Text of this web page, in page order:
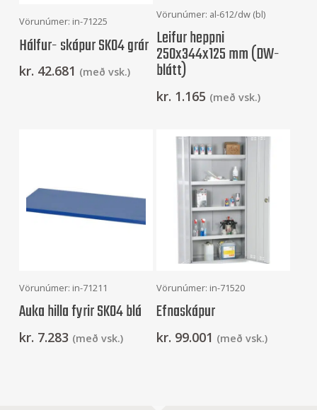
Setja Í Körfu
Vörunúmer: in-71225
Hálfur- skápur SK04 grár
kr. 42.681 (með vsk.)
Setja Í Körfu
Vörunúmer: al-612/dw (bl)
Leifur heppni
250x344x125 mm (DW-
blátt)
kr. 1.165 (með vsk.)
Setja Í Körfu
Vörunúmer: in-71211
Auka hilla fyrir SK04 blá
kr. 7.283 (með vsk.)
Frekari Upplýsingar
Vörunúmer: in-71520
Efnaskápur
kr. 99.001 (með vsk.)